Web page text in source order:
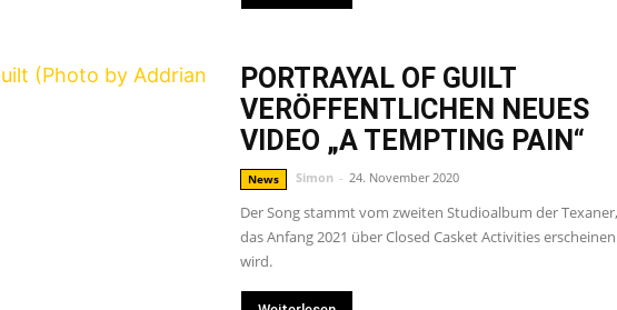
PORTRAYAL OF GUILT
VERÖFFENTLICHEN NEUES
VIDEO „A TEMPTING PAIN“
News Simon - 24. November 2020
Der Song stammt vom zweiten Studioalbum der Texaner,
das Anfang 2021 über Closed Casket Activities erscheinen
wird.